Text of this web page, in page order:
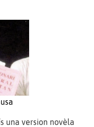
una version novèla